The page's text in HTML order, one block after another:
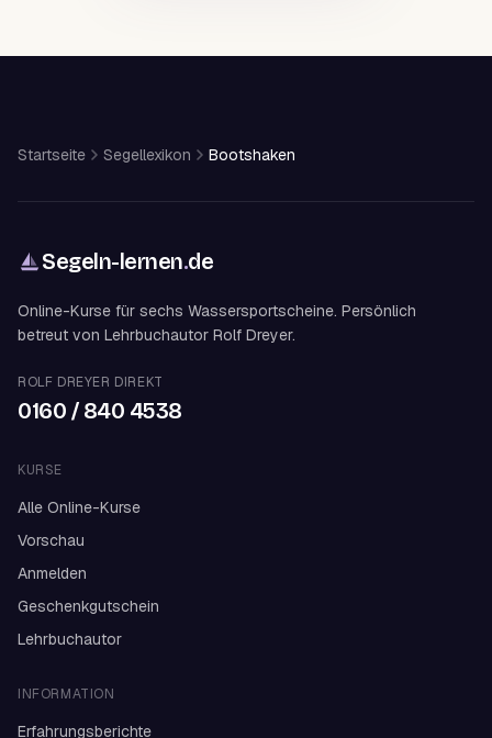
Startseite Segellexikon Bootshaken
Segeln-lernen.de
Online-Kurse für sechs Wassersportscheine. Persönlich
betreut von Lehrbuchautor Rolf Dreyer.
ROLF DREYER DIREKT
0160 / 840 4538
KURSE
Alle Online-Kurse
Vorschau
Anmelden
Geschenkgutschein
Lehrbuchautor
INFORMATION
Erfahrungsberichte